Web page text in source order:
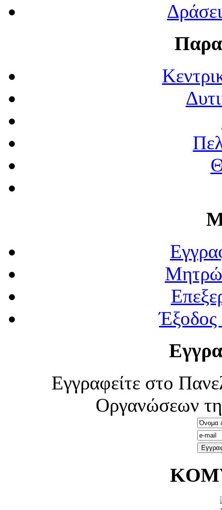
Εγγραφείτε στο
Οργανώσεων